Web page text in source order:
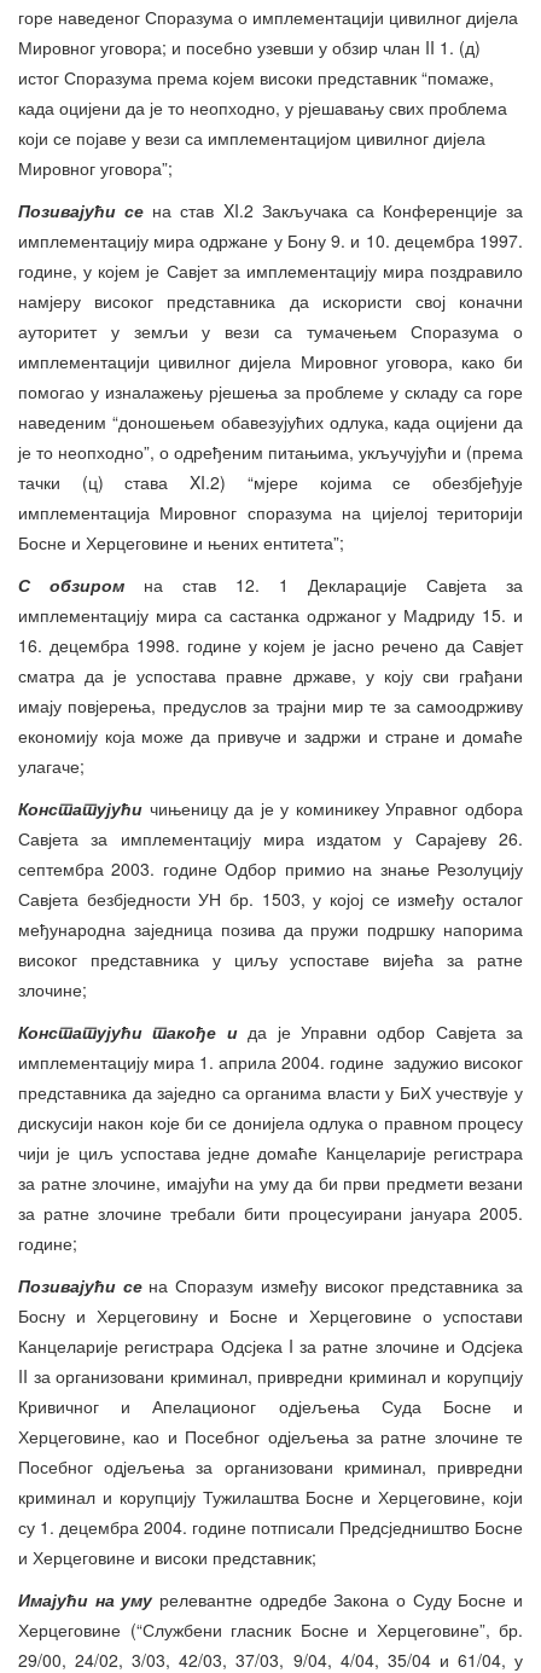
горе наведеног Споразума о имплементацији цивилног дијела
Мировног уговора; и посебно узевши у обзир члан II 1. (д)
истог Споразума према којем високи представник “помаже,
када оцијени да је то неопходно, у рјешавању свих проблема
који се појаве у вези са имплементацијом цивилног дијела
Мировног уговора”;
Позивајући се на став XI.2 Закључака са Конференције за
имплементацију мира одржане у Бону 9. и 10. децембра 1997.
године, у којем је Савјет за имплементацију мира поздравило
намјеру високог представника да искористи свој коначни
ауторитет у земљи у вези са тумачењем Споразума о
имплементацији цивилног дијела Мировног уговора, како би
помогао у изналажењу рјешења за проблеме у складу са горе
наведеним “доношењем обавезујућих одлука, када оцијени да
је то неопходно”, о одређеним питањима, укључујући и (према
тачки (ц) става XI.2) “мјере којима се обезбјеђује
имплементација Мировног споразума на цијелој територији
Босне и Херцеговине и њених ентитета”;
С обзиром на став 12. 1 Декларације Савјета за
имплементацију мира са састанка одржаног у Мадриду 15. и
16. децембра 1998. године у којем је јасно речено да Савјет
сматра да је успостава правне државе, у коју сви грађани
имају повјерења, предуслов за трајни мир те за самоодрживу
економију која може да привуче и задржи и стране и домаће
улагаче;
Констатујући чињеницу да је у коминикеу Управног одбора
Савјета за имплементацију мира издатом у Сарајеву 26.
септембра 2003. године Одбор примио на знање Резолуцију
Савјета безбједности УН бр. 1503, у којој се између осталог
међународна заједница позива да пружи подршку напорима
високог представника у циљу успоставе вијећа за ратне
злочине;
Констатујући такође ида је Управни одбор Савјета за
имплементацију мира 1. априла 2004. године задужио високог
представника да заједно са органима власти у БиХ учествује у
дискусији након које би се донијела одлука о правном процесу
чији је циљ успостава једне домаће Канцеларије регистрара
за ратне злочине, имајући на уму да би први предмети везани
за ратне злочине требали бити процесуирани јануара 2005.
године;
Позивајући сена Споразум између високог представника за
Босну и Херцеговину и Босне и Херцеговине о успостави
Канцеларије регистрара Одсјека I за ратне злочине и Одсјека
II за организовани криминал, привредни криминал и корупцију
Кривичног и Апелационог одјељења Суда Босне и
Херцеговине, као и Посебног одјељења за ратне злочине те
Посебног одјељења за организовани криминал, привредни
криминал и корупцију Тужилаштва Босне и Херцеговине, који
су 1. децембра 2004. године потписали Предсједништво Босне
и Херцеговине и високи представник;
Имајући на уму релевантне одредбе Закона о Суду Босне и
Херцеговине (“Службени гласник Босне и Херцеговине”, бр.
29/00, 24/02, 3/03, 42/03, 37/03, 9/04, 4/04, 35/04 и 61/04, у